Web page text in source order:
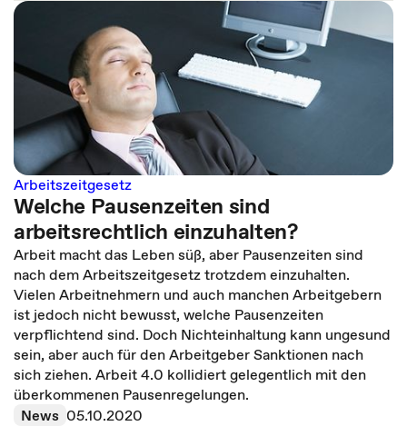
Arbeitszeitgesetz
Welche Pausenzeiten sind
arbeitsrechtlich einzuhalten?
Arbeit macht das Leben süß, aber Pausenzeiten sind
nach dem Arbeitszeitgesetz trotzdem einzuhalten.
Vielen Arbeitnehmern und auch manchen Arbeitgebern
ist jedoch nicht bewusst, welche Pausenzeiten
verpflichtend sind. Doch Nichteinhaltung kann ungesund
sein, aber auch für den Arbeitgeber Sanktionen nach
sich ziehen. Arbeit 4.0 kollidiert gelegentlich mit den
überkommenen Pausenregelungen.
News 05.10.2020